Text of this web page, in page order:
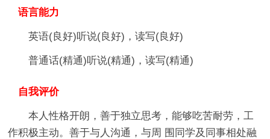
语言能力
英语(良好)听说(良好)，读写(良好)
普通话(精通)听说(精通)，读写(精通)
自我评价
本人性格开朗，善于独立思考，能够吃苦耐劳，工
作积极主动。善于与人沟通，与周 围同学及同事相处融